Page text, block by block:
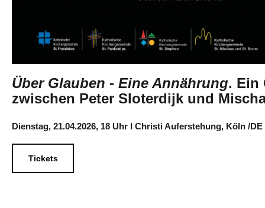
Über Glauben - Eine Annährung. Ein
zwischen Peter Sloterdijk und
Dienstag, 21.04.2026, 18 Uhr I Christi Auferstehung, Köln /DE
Tickets